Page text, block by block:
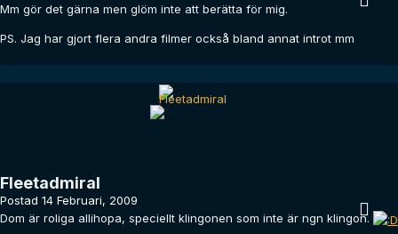
Mm gör det gärna men glöm inte att berätta för mig.
PS. Jag har gjort flera andra filmer också bland annat introt mm
Fleetadmiral
Postad 14 Februari, 2009
Dom är roliga allihopa, speciellt klingonen som inte är ngn klingon.